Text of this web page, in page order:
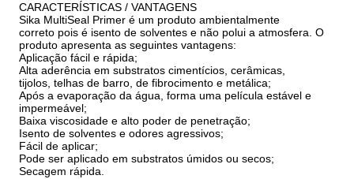
CARACTERÍSTICAS / VANTAGENS
Sika MultiSeal Primer é um produto ambientalmente
correto pois é isento de solventes e não polui a atmosfera. O
produto apresenta as seguintes vantagens:
Aplicação fácil e rápida;
Alta aderência em substratos cimentícios, cerâmicas,
tijolos, telhas de barro, de fibrocimento e metálica;
Após a evaporação da água, forma uma película estável e
impermeável;
Baixa viscosidade e alto poder de penetração;
Isento de solventes e odores agressivos;
Fácil de aplicar;
Pode ser aplicado em substratos úmidos ou secos;
Secagem rápida.